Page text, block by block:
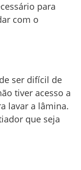
para
com o
ser difícil de
tiver acesso a
lavar a lâmina.
que seja